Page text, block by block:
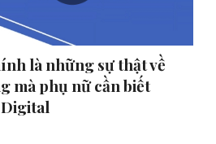
là những sự thật về
mà phụ nữ cần biết
Digital